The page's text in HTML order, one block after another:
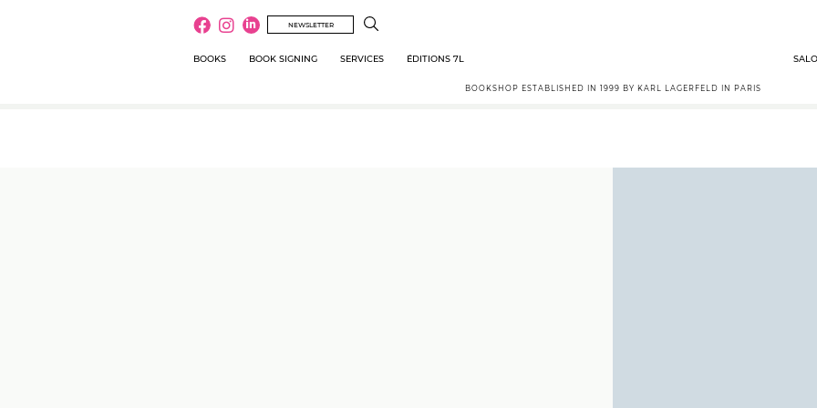
NEWSLETTER
BOOKS BOOK SIGNING SERVICES ÉDITIONS 7L
BOOKSHOP ESTABLISHED IN 1999 BY KARL LAGERFELD IN PARIS